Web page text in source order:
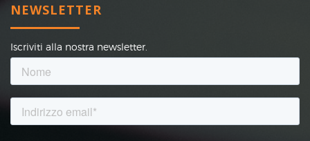
NEWSLETTER
Iscriviti alla nostra newsletter.